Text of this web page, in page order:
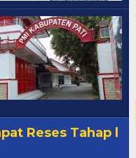
Reses Tahap l